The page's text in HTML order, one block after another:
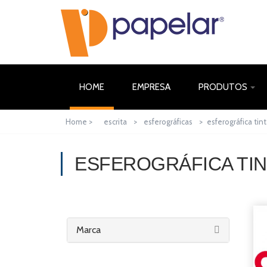
HOME (CURRENT)EMPRESA PRODUTOS
Home > escrita > esferográficas > esferográfica
ESFEROGRÁFICA
Marca